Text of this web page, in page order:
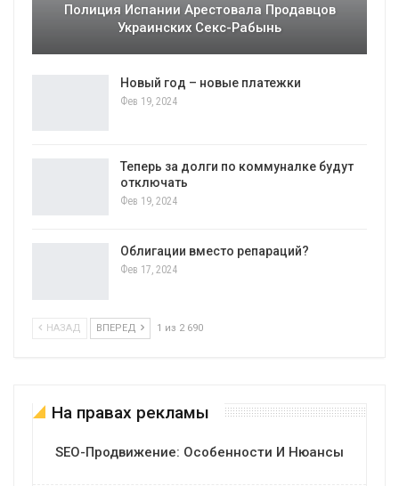
Полиция Испании Арестовала Продавцов
Украинских Секс-Рабынь
Новый год – новые платежки
Фев 19, 2024
Теперь за долги по коммуналке будут
отключать
Фев 19, 2024
Облигации вместо репараций?
Фев 17, 2024
НАЗАД ВПЕРЕД 1 из 2 690
На правах рекламы
SEO-Продвижение: Особенности И Нюансы